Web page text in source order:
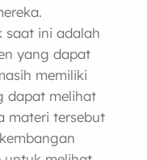
saat ini adalah
yang dapat
memiliki
dapat melihat
materi tersebut